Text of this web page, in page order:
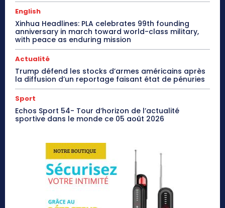
English
Xinhua Headlines: PLA celebrates 99th founding
anniversary in march toward world-class military,
with peace as enduring mission
Actualité
Trump défend les stocks d’armes américains après
la diffusion d’un reportage faisant état de pénuries
Sport
Echos Sport 54- Tour d’horizon de l’actualité
sportive dans le monde ce 05 août 2026